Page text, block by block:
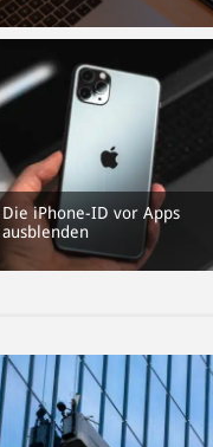
Die iPhone-ID vor Apps
ausblenden